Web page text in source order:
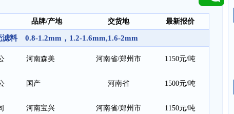
品牌/产地 交货地 最新报价
滤料 0.8-1.2mm，1.2-1.6mm,1.6-2mm
河南森美 河南省/郑州市 1150元/吨
国产 河南省 1500元/吨
河南宝兴 河南省/郑州市 1150元/吨